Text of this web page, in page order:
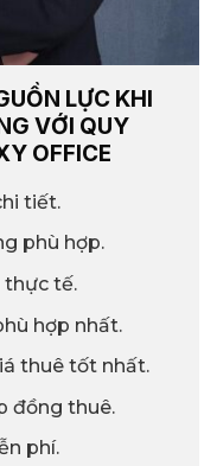
LỰC KHI
VỚI QUY
OFFICE
tiết.
phù hợp.
thực tế.
hợp nhất.
thuê tốt nhất.
đồng thuê.
phí.